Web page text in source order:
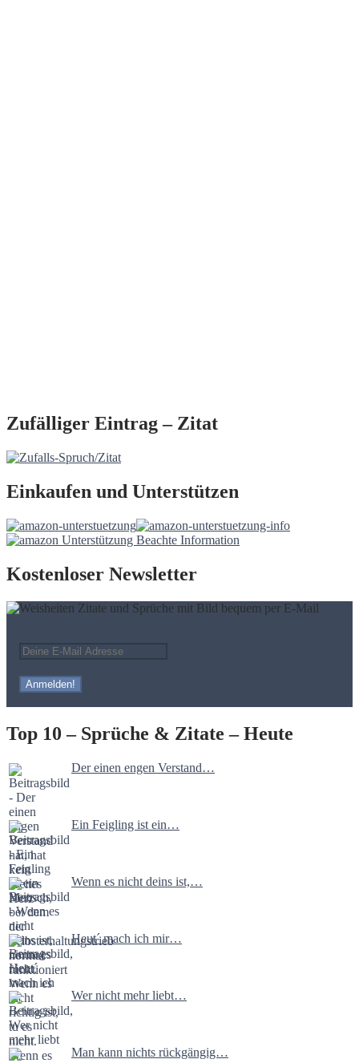
Zufälliger Eintrag – Zitat
Einkaufen und Unterstützen
Kostenloser Newsletter
Top 10 – Sprüche & Zitate – Heute
Der einen engen Verstand…
Ein Feigling ist ein…
Wenn es nicht deins ist,…
Heut´ mach ich mir…
Wer nicht mehr liebt…
Man kann nichts rückgängig…